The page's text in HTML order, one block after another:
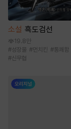
소설 흑도검선
19.8만
#성장물 #먼치킨 #통쾌함
#신무협